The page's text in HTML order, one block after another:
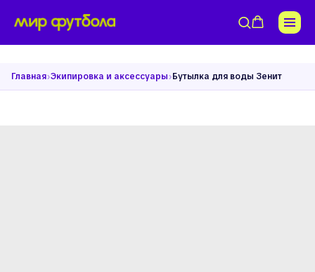
Главная›Экипировка и аксессуары›Бутылка для воды Зенит